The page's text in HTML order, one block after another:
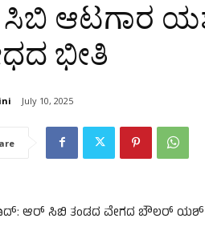
ಆಟಗಾರ
ಭೀತಿ
July 10, 2025
ಆರ್ ಸಿಬಿ ತಂಡದ ವೇಗದ ಬೌಲರ್ ಯಶ್